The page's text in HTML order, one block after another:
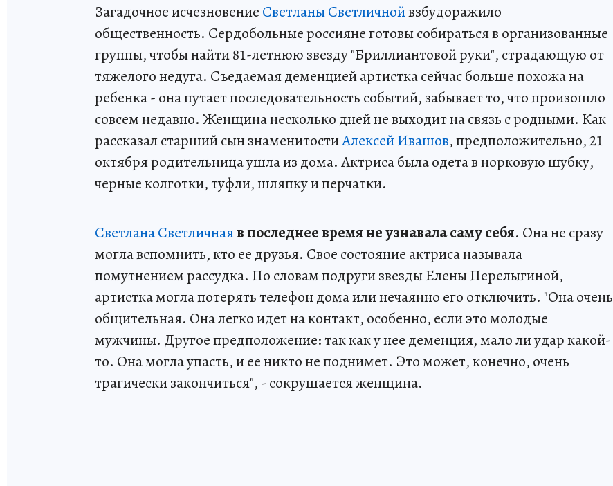
Загадочное исчезновение Светланы Светличнойвзбудоражило
общественность. Сердобольные россияне готовы собираться в организованные
группы, чтобы найти 81-летнюю звезду "Бриллиантовой руки", страдающую от
тяжелого недуга. Съедаемая деменцией артистка сейчас больше похожа на
ребенка - она путает последовательность событий, забывает то, что произошло
совсем недавно. Женщина несколько дней не выходит на связь с родными. Как
рассказал старший сын знаменитостиАлексей Ивашов, предположительно, 21
октября родительница ушла из дома. Актриса была одета в норковую шубку,
черные колготки, туфли, шляпку и перчатки.
Светлана Светличнаяв последнее время не узнавала саму себя. Она не сразу
могла вспомнить, кто ее друзья. Свое состояние актриса называла
помутнением рассудка. По словам подруги звезды Елены Перелыгиной,
артистка могла потерять телефон дома или нечаянно его отключить. "Она очень
общительная. Она легко идет на контакт, особенно, если это молодые
мужчины. Другое предположение: так как у нее деменция, мало ли удар какой-
то. Она могла упасть, и ее никто не поднимет. Это может, конечно, очень
трагически закончиться", - сокрушается женщина.